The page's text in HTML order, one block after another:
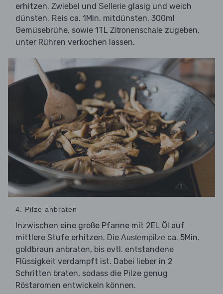
erhitzen. Zwiebel und Sellerie glasig und weich
dünsten. Reis ca. 1Min. mitdünsten. 300ml
Gemüsebrühe, sowie 1TL Zitronenschale zugeben,
unter Rühren verkochen lassen.
4. Pilze anbraten
Inzwischen eine große Pfanne mit 2EL Öl auf
mittlere Stufe erhitzen. Die Austernpilze ca. 5Min.
goldbraun anbraten, bis evtl. entstandene
Flüssigkeit verdampft ist. Dabei lieber in 2
Schritten braten, sodass die Pilze genug
Röstaromen entwickeln können.